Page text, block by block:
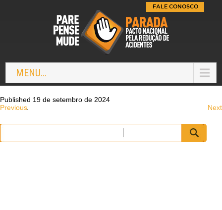
MENU...
FALE CONOSCO
Published 19 de setembro de 2024
Previous
Next
Pesquisar
por: